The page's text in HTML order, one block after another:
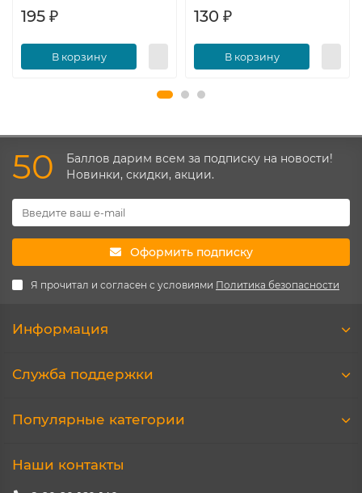
195 ₽
В корзину
130 ₽
В корзину
50
Баллов дарим всем за подписку на новости!
Новинки, скидки, акции.
Оформить подписку
Я прочитал и согласен с условиями Политика безопасности
Информация
Служба поддержки
Популярные категории
Наши контакты